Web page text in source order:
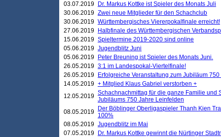
03.07.2019
Dr. Markus Kottke ist Spieler des Monats Juli
30.06.2019 Zwei neue Mitglieder für den Schachclub
30.06.2019 Württembergisches Viererpokalfinale erreicht!
27.06.2019
Halbfinale des Württembergischen
15.06.2019 Spieltermine 2019-2020 sind online
05.06.2019 Jugendblitz Juni
05.06.2019
Peter Breuning ist Spieler des Monats Juni.
26.05.2019 3:1 im Landespokal-Viertelfinale!
26.05.2019
Erfolgreiche Veranstaltung zum Jubiläum
14.05.2019 + Mitglied Klaus Gabriel verstorben +
12.05.2019 Schachnachmittag für die ganze Familie und
Jubiläums 750 Jahre Leinfelden
08.05.2019
Der Böblinger Oberligaspieler Thanh Kien
100%
08.05.2019 Jugendblitz im Mai
07.05.2019
Dr. Markus Kottke gewinnt die Nürtinger